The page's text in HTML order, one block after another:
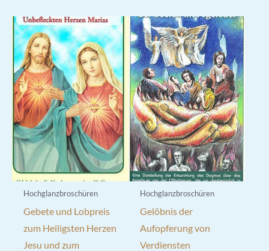
Hochglanzbroschüren
Gebete und Lobpreis
zum Heiligsten Herzen
Jesu und zum
Hochglanzbroschüren
Gelöbnis der
Aufopferung von
Verdiensten